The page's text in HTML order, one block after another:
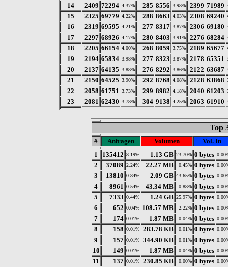
14 2409 72294 4.37% 285 8556 3.98% 2399 71989
15 2325 69779 4.22% 288 8663 4.03% 2308 69240
16 2319 69595 4.21% 277 8317 3.87% 2306 69180
17 2297 68926 4.17% 280 8403 3.91% 2276 68284
18 2205 66154 4.00% 268 8059 3.75% 2189 65677
19 2194 65834 3.98% 277 8323 3.87% 2178 65351
20 2137 64135 3.88% 276 8292 3.86% 2122 63687
21 2150 64525 3.90% 292 8768 4.08% 2128 63868
22 2058 61751 3.73% 299 8982 4.18% 2040 61203
23 2081 62430 3.78% 304 9138 4.25% 2063 61910
Top
# Anfragen Volumen
Vol. In
1
135412 8.19% 1.13 GB 23.70% 0 bytes
2 37089 2.24% 22.27 MB 0.45% 0 bytes
3 13810 0.84% 2.09 GB 43.65% 0 bytes
4 8961 0.54% 43.34 MB 0.88% 0 bytes
5 7333 0.44% 1.24 GB 25.97% 0 bytes
6 652 0.04% 108.57 MB 2.22% 0 bytes
7 174 0.01% 1.87 MB 0.04% 0 bytes
8 158 0.01% 283.78 KB 0.01% 0 bytes
9 157 0.01% 344.90 KB 0.01% 0 bytes
10 149 0.01% 1.87 MB 0.04% 0 bytes
11 137 0.01% 230.85 KB 0.00% 0 bytes